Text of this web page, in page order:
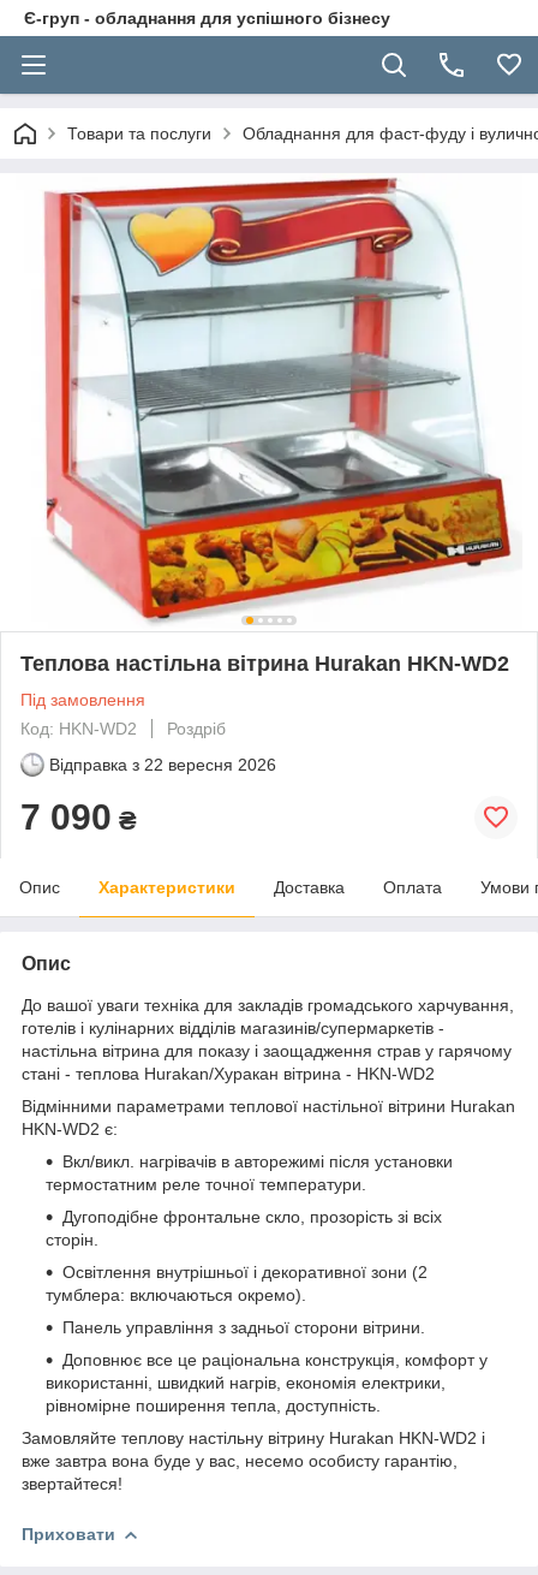
Є-груп - обладнання для успішного бізнесу
Товари та послуги Обладнання для фаст-фуду і
Теплова настільна вітрина Hurakan HKN-WD2
Під замовлення
Код: HKN-WD2
Роздріб
Відправка з 22 вересня 2026
7 090 ₴
Опис Характеристики Доставка Оплата Умови
Опис
До вашої уваги техніка для закладів громадського харчування,
готелів і кулінарних відділів магазинів/супермаркетів -
настільна вітрина для показу і заощадження страв у гарячому
стані - теплова Hurakan/Хуракан вітрина - HKN-WD2
Відмінними параметрами теплової настільної вітрини Hurakan
HKN-WD2 є:
Вкл/викл. нагрівачів в авторежимі після установки
термостатним реле точної температури.
Дугоподібне фронтальне скло, прозорість зі всіх
сторін.
Освітлення внутрішньої і декоративної зони (2
тумблера: включаються окремо).
Панель управління з задньої сторони вітрини.
Доповнює все це раціональна конструкція, комфорт у
використанні, швидкий нагрів, економія електрики,
рівномірне поширення тепла, доступність.
Замовляйте теплову настільну вітрину Hurakan HKN-WD2 і
вже завтра вона буде у вас, несемо особисту гарантію,
звертайтеся!
Приховати